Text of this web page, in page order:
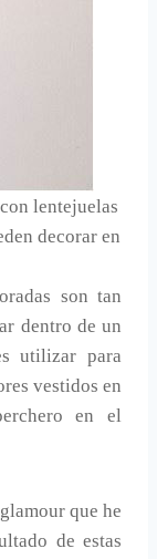
lentejuelas
decorar en
son tan
dentro de un
utilizar para
vestidos en
en el
que he
de estas